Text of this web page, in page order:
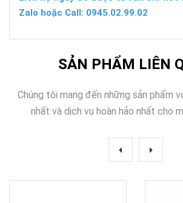
Zalo hoặc Call: 0945.02.99.02
SẢN PHẨM LIÊN
Chúng tôi mang đến những sản phẩm
nhất và dịch vụ hoàn hảo nhất cho